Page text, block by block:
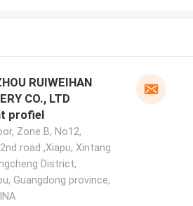
RUIWEIHAN
LTD
profiel
Zone B, No12,
road ,Xiapu, Xintang
District,
Guangdong province,